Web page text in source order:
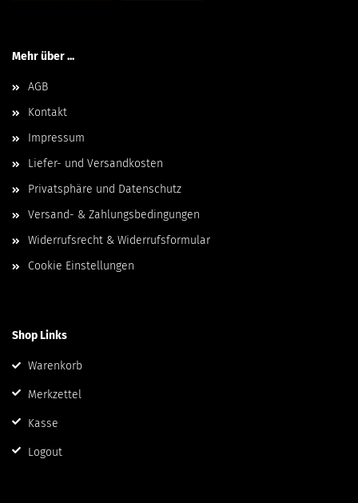
Mehr über ...
AGB
Kontakt
Impressum
Liefer- und Versandkosten
Privatsphäre und Datenschutz
Versand- & Zahlungsbedingungen
Widerrufsrecht & Widerrufsformular
Cookie Einstellungen
Shop Links
Warenkorb
Merkzettel
Kasse
Logout